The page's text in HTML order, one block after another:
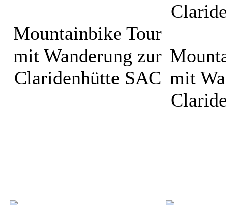
Mountainbike Tour
mit Wanderung zur
Claridenhütte SAC mit